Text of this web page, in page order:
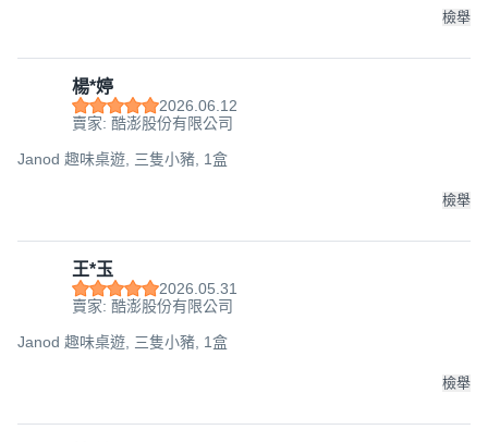
檢舉
楊*婷
2026.06.12
賣家: 酷澎股份有限公司
Janod 趣味桌遊, 三隻小豬, 1盒
檢舉
王*玉
2026.05.31
賣家: 酷澎股份有限公司
Janod 趣味桌遊, 三隻小豬, 1盒
檢舉